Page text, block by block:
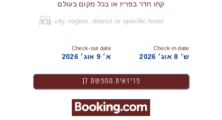
קחו חדר בפריז או בכל מקום בעולם
Check-in date
ש׳ 8 אוג׳ 2026
Check-out date
א׳ 9 אוג׳ 2026